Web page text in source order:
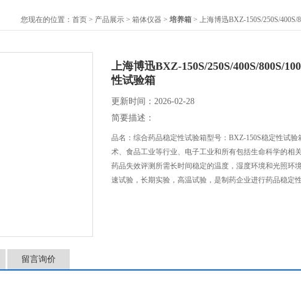
您现在的位置： 首页 > 产品展示 > 箱体仪器 > 培养箱 > 上海博迅BXZ-150S/250S/
上海博迅BXZ-150S/250S/400S/800S/
性试验箱
更新时间：2026-02-28
简要描述：
品名：综合药品稳定性试验箱型号：BXZ-150S稳定性试
术、食品工业等行业、电子工业和所有包括生命科学的相
药品失效评测所需长时间稳定的温度，湿度环境和光照环
速试验，长期实验，高温试验，是制药企业进行药品稳定
留言询价